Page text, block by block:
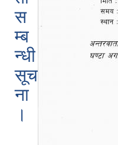
स
म्ब
न्धी
सूच
ना
।